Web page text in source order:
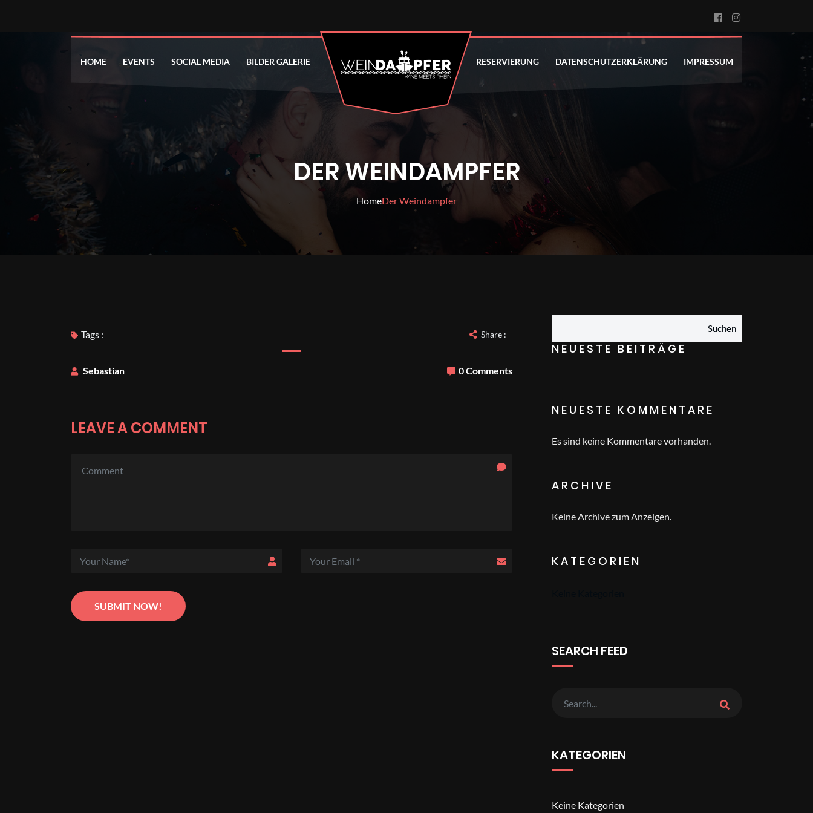
HOME EVENTS SOCIAL MEDIA BILDER GALERIE RESERVIERUNG DATENSCHUTZERKLÄRUNG IMPRESSUM
DER WEINDAMPFER
HomeDer Weindampfer
Tags : Share :
Sebastian 0 Comments
LEAVE A COMMENT
Suchen
NEUESTE BEITRÄGE
NEUESTE KOMMENTARE
Es sind keine Kommentare vorhanden.
ARCHIVE
Keine Archive zum Anzeigen.
KATEGORIEN
SEARCH FEED
KATEGORIEN
Keine Kategorien